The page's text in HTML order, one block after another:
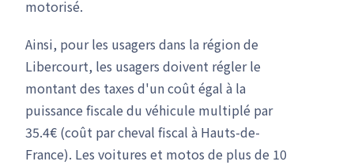
motorisé.
Ainsi, pour les usagers dans la région de
Libercourt, les usagers doivent régler le
montant des taxes d'un coût égal à la
puissance fiscale du véhicule multiplé par
35.4€ (coût par cheval fiscal à Hauts-de-
France). Les voitures et motos de plus de 10